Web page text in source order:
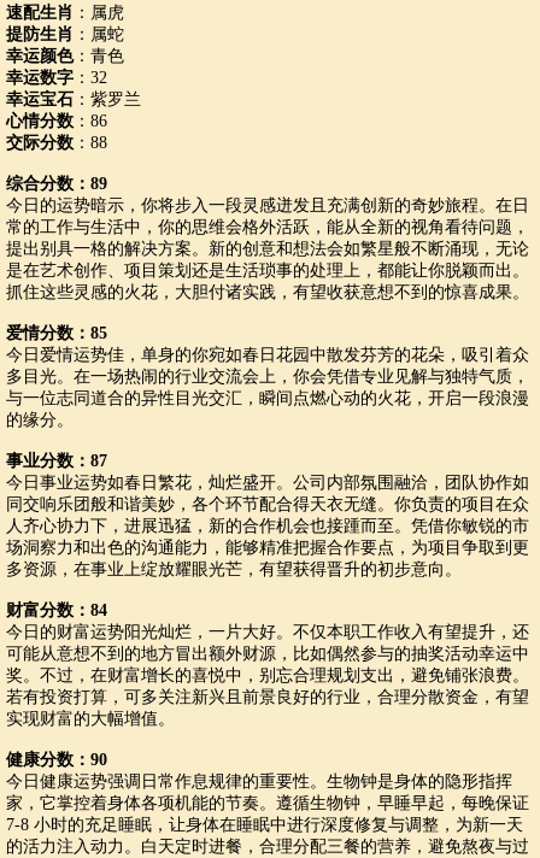
速配生肖 ：属虎
提防生肖 ：属蛇
幸运颜色：青色
幸运数字 ：32
幸运宝石 ：紫罗兰
心情分数 ：86
交际分数 ：88
综合分数：89
今日的运势暗示，你将步入一段灵感迸发且充满创新的奇妙旅程。在日
常的工作与生活中，你的思维会格外活跃，能从全新的视角看待问题，
提出别具一格的解决方案。新的创意和想法会如繁星般不断涌现，无论
是在艺术创作、项目策划还是生活琐事的处理上，都能让你脱颖而出。
抓住这些灵感的火花，大胆付诸实践，有望收获意想不到的惊喜成果。
爱情分数：85
今日爱情运势佳，单身的你宛如春日花园中散发芬芳的花朵，吸引着众
多目光。在一场热闹的行业交流会上，你会凭借专业见解与独特气质，
与一位志同道合的异性目光交汇，瞬间点燃心动的火花，开启一段浪漫
的缘分。
事业分数：87
今日事业运势如春日繁花，灿烂盛开。公司内部氛围融洽，团队协作如
同交响乐团般和谐美妙，各个环节配合得天衣无缝。你负责的项目在众
人齐心协力下，进展迅猛，新的合作机会也接踵而至。凭借你敏锐的市
场洞察力和出色的沟通能力，能够精准把握合作要点，为项目争取到更
多资源，在事业上绽放耀眼光芒，有望获得晋升的初步意向。
财富分数：84
今日的财富运势阳光灿烂，一片大好。不仅本职工作收入有望提升，还
可能从意想不到的地方冒出额外财源，比如偶然参与的抽奖活动幸运中
奖。不过，在财富增长的喜悦中，别忘合理规划支出，避免铺张浪费。
若有投资打算，可多关注新兴且前景良好的行业，合理分散资金，有望
实现财富的大幅增值。
健康分数：90
今日健康运势强调日常作息规律的重要性。生物钟是身体的隐形指挥
家，它掌控着身体各项机能的节奏。遵循生物钟，早睡早起，每晚保证
7-8 小时的充足睡眠，让身体在睡眠中进行深度修复与调整，为新一天
的活力注入动力。白天定时进餐，合理分配三餐的营养，避免熬夜与过